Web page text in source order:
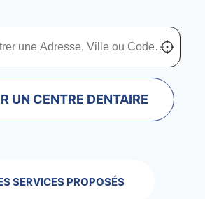
dentaire Dentimad près de
Dentimad près de chez vous Localisez-
UN CENTRE DENTAIRE
SERVICES PROPOSÉS